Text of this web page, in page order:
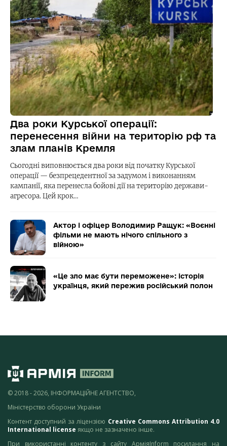
Два роки Курської операції:
перенесення війни на територію рф та
злам планів Кремля
Сьогодні виповнюється два роки від початку Курської
операції — безпрецедентної за задумом і виконанням
кампанії, яка перенесла бойові дії на територію держави-
агресора. Цей крок…
Актор і офіцер Володимир Ращук: «Воєнні
фільми не мають нічого спільного з
війною»
«Це зло має бути переможене»: історія
українця, який пережив російський полон
© 2018 - 2026, ІНФОРМАЦІЙНЕ АГЕНТСТВО,
Міністерство оборони України
Контент доступний за ліцензією Creative Commons Attribution 4.0
International license якщо не зазначено інше.
При використанні контенту з сайту АрміяInform посилання на